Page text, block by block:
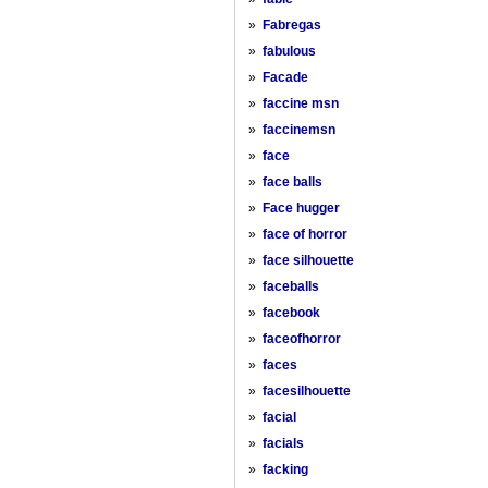
» Fabregas
» fabulous
» Facade
» faccine msn
» faccinemsn
» face
» face balls
» Face hugger
» face of horror
» face silhouette
» faceballs
» facebook
» faceofhorror
» faces
» facesilhouette
» facial
» facials
» facking